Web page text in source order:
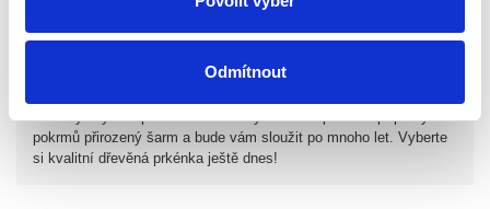
Odmítnout
Chcete-li prodloužit životnost dubových prken z masivního dřeva,
měli byste dodržovat jednoduchá pravidla: Umyjte je ručně teplou
kontaktu s vlhkostí. Pravidelně prkno olejujte přírodním olejem.
ale i stylovým doplňkem vaší kuchyně. Dodá procesu přípravy
pokrmů přirozený šarm a bude vám sloužit po mnoho let. Vyberte
si kvalitní dřevěná prkénka ještě dnes!